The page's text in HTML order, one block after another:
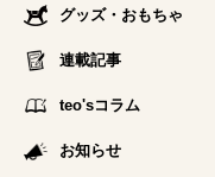
グッズ・おもちゃ
連載記事
teo'sコラム
お知らせ